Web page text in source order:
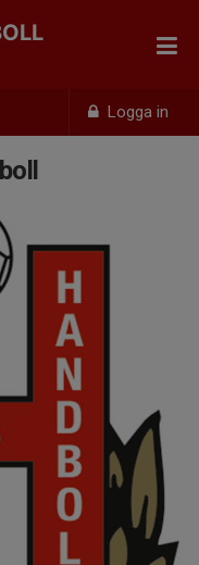
Logga in